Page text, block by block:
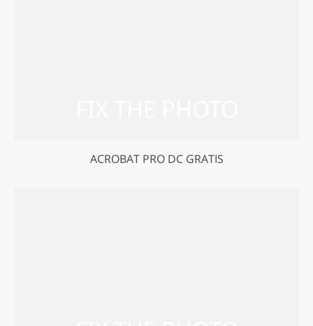
ACROBAT PRO DC GRATIS